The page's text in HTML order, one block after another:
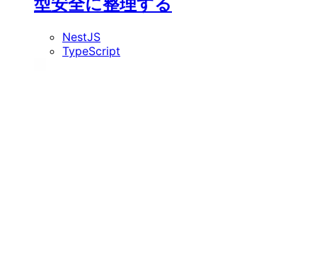
NestJS
TypeScript